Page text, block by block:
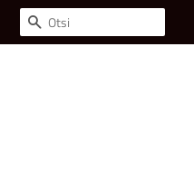
Otsi